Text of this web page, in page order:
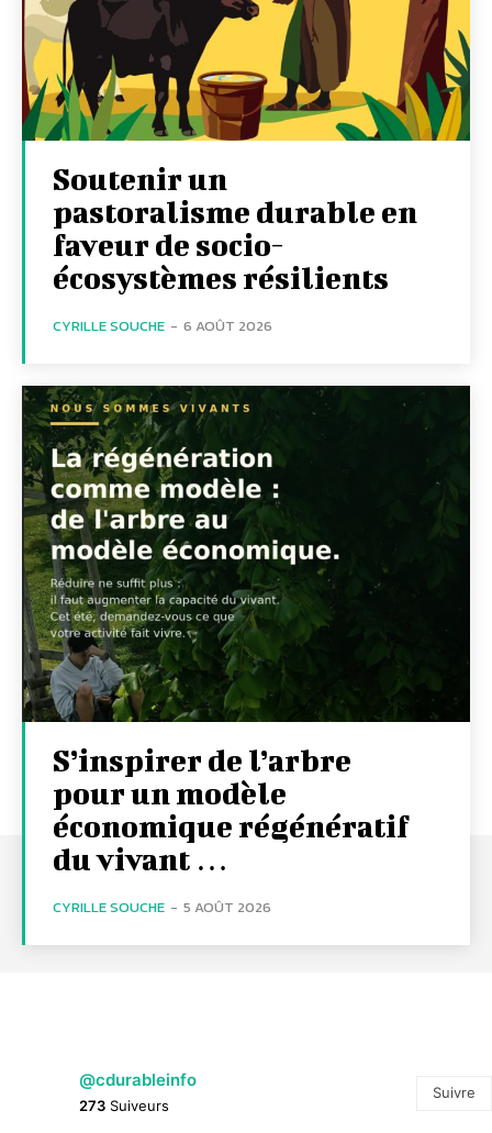
Soutenir un
pastoralisme durable en
faveur de socio-
écosystèmes résilients
CYRILLE SOUCHE - 6 AOÛT 2026
S’inspirer de l’arbre
pour un modèle
économique régénératif
du vivant …
CYRILLE SOUCHE - 5 AOÛT 2026
@cdurableinfo
273 Suiveurs
Suivre